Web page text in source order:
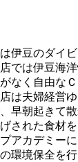
伊豆のダイ
では伊豆海
なく自由な
は夫婦経営
早朝起きて
された食材
アカデミー
環境保全を